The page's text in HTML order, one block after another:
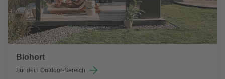
Biohort
Für dein Outdoor-Bereich